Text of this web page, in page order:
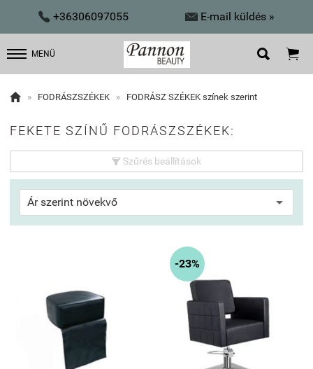
 +36306097055  E-mail küldés »
MENÜ  
 » FODRÁSZSZÉKEK » FODRÁSZ SZÉKEK színek szerint
FEKETE SZÍNŰ FODRÁSZSZÉKEK:
 Szűrés beállítások
-23%